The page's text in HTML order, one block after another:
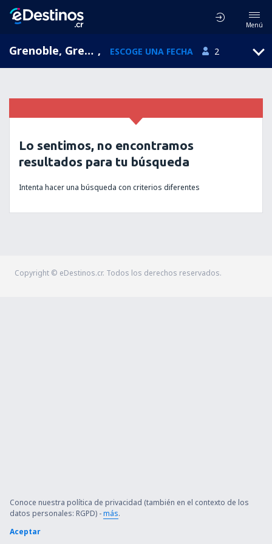
Menú
Grenoble, Grenoble-Isere, Rhone-Alpes, Francia (GNB) , ESCOGE UNA FECHA 2
Lo sentimos, no encontramos
resultados para tu búsqueda
Intenta hacer una búsqueda con criterios diferentes
Copyright © eDestinos.cr. Todos los derechos reservados.
Conoce nuestra política de privacidad (también en el contexto de los
datos personales: RGPD) -más.
Aceptar